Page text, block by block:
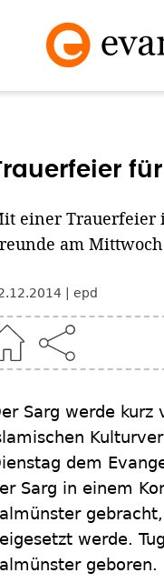
einer Trauerfeier
am
epd
Sarg werde kurz
dem
Sarg in einem
werde.
geboren.